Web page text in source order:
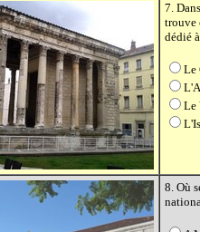
7.
trouve
dédié
Le
Le
8. Où